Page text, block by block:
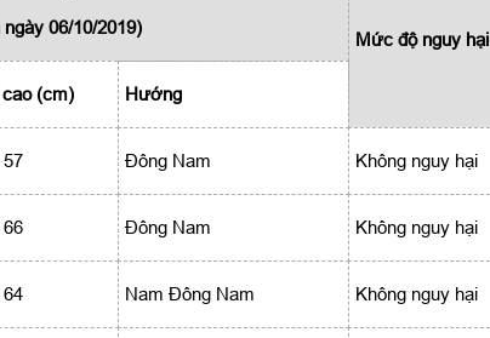
ngày 06/10/2019)
Mức độ nguy hại
(cm) Hướng
57 Đông Nam Không nguy hại
66 Đông Nam Không nguy hại
64 Nam Đông Nam Không nguy hại